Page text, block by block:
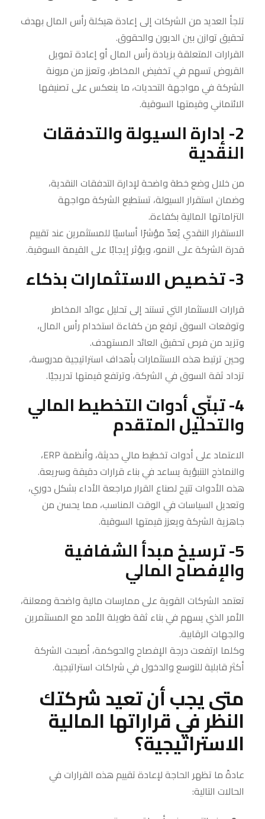
تلجأ العديد من الشركات إلى إعادة هيكلة رأس المال بهدف
تحقيق توازن بين الديون والحقوق.
القرارات المتعلقة بزيادة رأس المال أو إعادة تمويل
القروض تسهم في تخفيض المخاطر، وتعزز من مرونة
الشركة في مواجهة التحديات، ما ينعكس على تصنيفها
الائتماني وقيمتها السوقية.
2- إدارة السيولة والتدفقات
النقدية
من خلال وضع خطة واضحة لإدارة التدفقات النقدية،
وضمان استقرار السيولة، تستطيع الشركة مواجهة
التزاماتها المالية بكفاءة.
الاستقرار النقدي يُعدّ مؤشرًا أساسيًا للمستثمرين عند تقييم
قدرة الشركة على النمو، ويؤثر إيجابًا على القيمة السوقية.
3- تخصيص الاستثمارات بذكاء
قرارات الاستثمار التي تستند إلى تحليل عوائد المخاطر
وتوقعات السوق ترفع من كفاءة استخدام رأس المال،
وتزيد من فرص تحقيق العائد المستهدف.
وحين ترتبط هذه الاستثمارات بأهداف استراتيجية مدروسة،
تزداد ثقة السوق في الشركة، وترتفع قيمتها تدريجيًا.
4- تبنّي أدوات التخطيط المالي
والتحليل المتقدم
الاعتماد على أدوات تخطيط مالي حديثة، وأنظمة ERP،
والنماذج التنبؤية يساعد في بناء قرارات دقيقة وسريعة.
هذه الأدوات تتيح لصناع القرار مراجعة الأداء بشكل دوري،
وتعديل السياسات في الوقت المناسب، مما يحسن من
جاهزية الشركة ويعزز قيمتها السوقية.
5- ترسيخ مبدأ الشفافية
والإفصاح المالي
تعتمد الشركات القوية على ممارسات مالية واضحة ومعلنة،
الأمر الذي يسهم في بناء ثقة طويلة الأمد مع المستثمرين
والجهات الرقابية.
وكلما ارتفعت درجة الإفصاح والحوكمة، أصبحت الشركة
أكثر قابلية للتوسع والدخول في شراكات استراتيجية.
متى يجب أن تعيد شركتك
النظر في قراراتها المالية
الاستراتيجية؟
عادةً ما تظهر الحاجة لإعادة تقييم هذه القرارات في
الحالات التالية: